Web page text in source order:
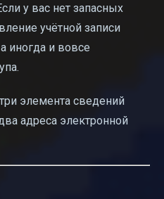
у вас нет запасных
учётной записи
иногда и вовсе
элемента сведений
адреса электронной